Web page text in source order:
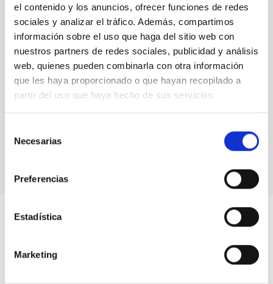
el contenido y los anuncios, ofrecer funciones de redes
sociales y analizar el tráfico. Además, compartimos
información sobre el uso que haga del sitio web con
nuestros partners de redes sociales, publicidad y análisis
web, quienes pueden combinarla con otra información
que les haya proporcionado o que hayan recopilado a
partir del uso que haya hecho de sus servicios.
Necesarias
Preferencias
Estadística
Marketing
Sistema Solar y Sistemas Planetarios (SEYSS)